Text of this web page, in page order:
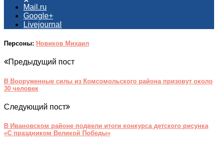
Mail.ru
Google+
Livejournal
Персоны: Новиков Михаил
Предыдущий пост
В Вооруженные силы из Комсомольского района призовут около
30 человек
Следующий пост
В Ивановском районе подвели итоги конкурса детского рисунка
«С праздником Великой Победы»